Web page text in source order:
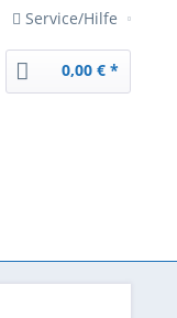
Service/Hilfe
0,00 € *